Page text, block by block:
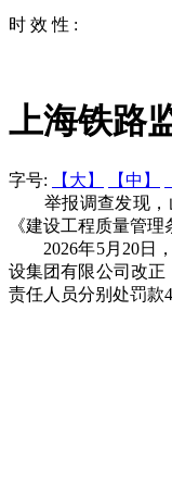
时 效 性 :
上海铁路
字号: 【大】 【中】
举报调查发现，山
《建设工程质量管
2026年5月20日，
设集团有限公司改正
责任人员分别处罚款